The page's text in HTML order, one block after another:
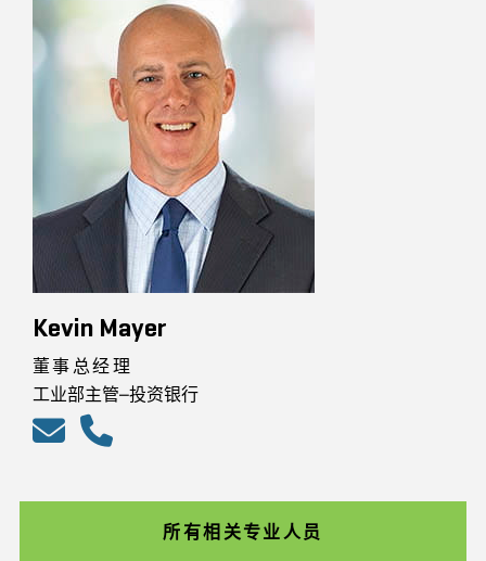
Kevin Mayer
董事总经理
工业部主管–投资银行
所有相关专业人员